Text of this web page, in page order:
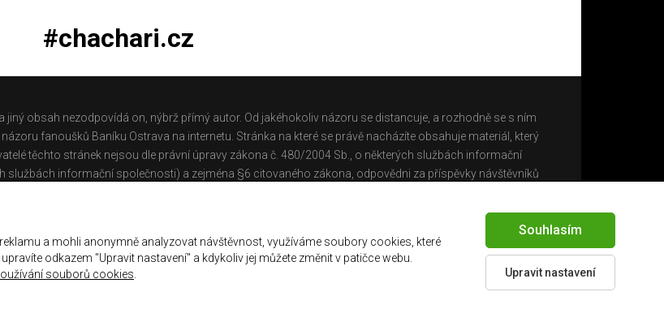
#chachari.cz
jiný obsah nezodpovídá on, nýbrž přímý autor. Od jakéhokoliv názoru se distancuje, a rozhodně se s ním
fanoušků Baníku Ostrava na internetu. Stránka na které se právě nacházíte obsahuje materiál, který
těchto stránek nejsou dle právní úpravy zákona č. 480/2004 Sb., o některých službách informační
službách informační společnosti) a zejména §6 citovaného zákona, odpovědni za příspěvky návštěvníků
Created by
a mohli anonymně analyzovat návštěvnost, využíváme soubory cookies, které
odkazem "Upravit nastavení" a kdykoliv jej můžete změnit v patičce webu.
souborů cookies
Souhlasím
Upravit nastavení